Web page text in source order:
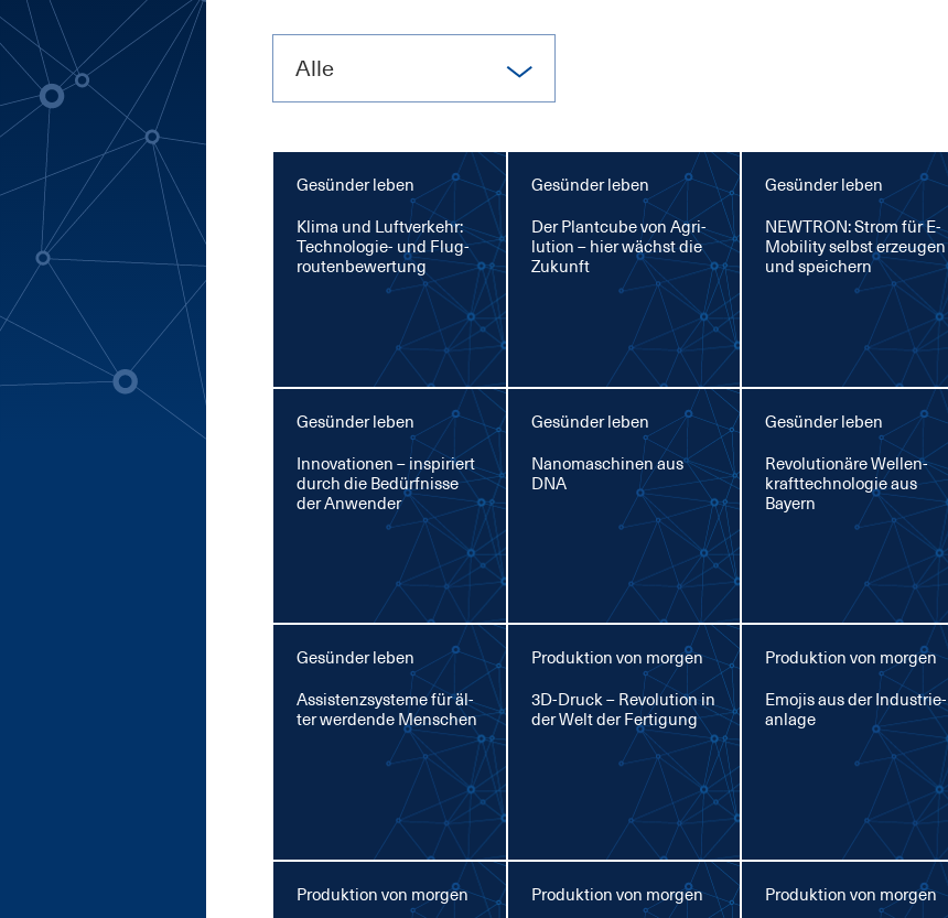
Alle
Gesünder leben
Kli­ma und Luft­ver­kehr:
Tech­no­lo­gie- und Flug­
rou­ten­be­wer­tung
Gesünder leben
Der Plant­cu­be von Agri­
lu­ti­on – hier wächst die
Zu­kunft
Gesünder leben
NEW­TRON: Strom für E-
Mo­bi­li­ty selbst er­zeu­gen
und spei­chern
Gesünder leben
In­no­va­tio­nen – in­spi­riert
durch die Be­dürf­nis­se
der An­wen­der
Gesünder leben
Na­no­ma­schi­nen aus
DNA
Gesünder leben
Re­vo­lu­tio­nä­re Wel­len­
kraft­tech­no­lo­gie aus
Bay­ern
Gesünder leben
As­sis­tenz­sys­te­me für äl­
ter wer­den­de Men­schen
Produktion von morgen
3D-Druck – Re­vo­lu­ti­on in
der Welt der Fer­ti­gung
Produktion von morgen
Emo­jis aus der In­dus­trie­
an­la­ge
Produktion von morgen
Produktion von morgen
Produktion von morgen